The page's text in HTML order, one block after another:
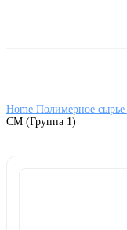
Home Полимерное сырье
СМ (Группа 1)